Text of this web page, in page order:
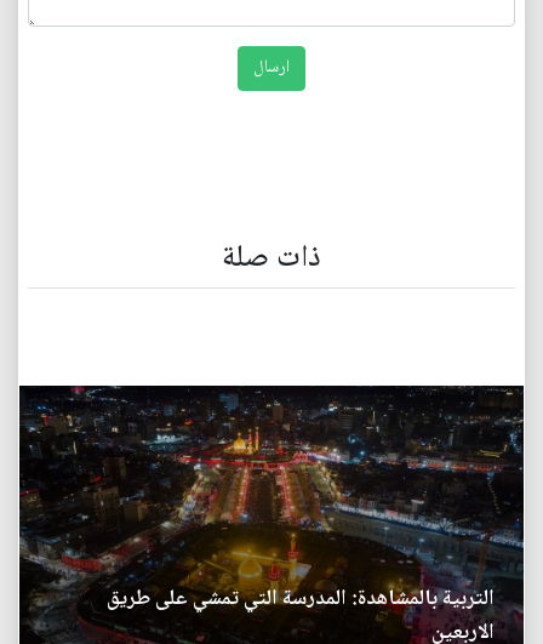
ذات صلة
التربية بالمشاهدة: المدرسة التي تمشي على طريق
الاربعين